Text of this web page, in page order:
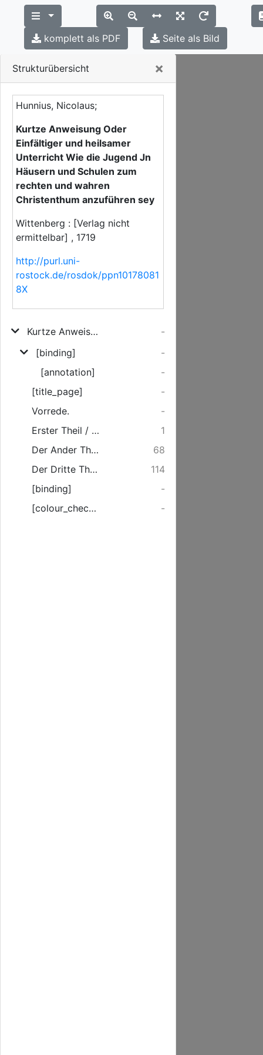
Strukturübersicht ×
Hunnius, Nicolaus;
Kurtze Anweisung Oder
Einfältiger und heilsamer
Unterricht Wie die Jugend Jn
Häusern und Schulen zum
rechten und wahren
Christenthum anzuführen sey
Wittenberg : [Verlag nicht
ermittelbar] , 1719
http://purl.uni-
rostock.de/rosdok/ppn10178081
8X
Kurtze Anweisung Oder Einfältiger und heilsamer Unterricht Wie die Jugend Jn Häusern und Schulen zum rechten und wahren Christenthum anzuführen sey
-
[binding]
-
[annotation]
-
[title_page]
-
Vorrede.
-
Erster Theil / Des Einfältigen Unterrichts wie die Jugend zum rechten Christentum anzuführen
1
Der Ander Theil. Vom Gottseeligem Leben.
68
Der Dritte Theil. Vom seeligen Sterben.
114
[binding]
-
[colour_checker]
-
komplett als PDF Seite als Bild